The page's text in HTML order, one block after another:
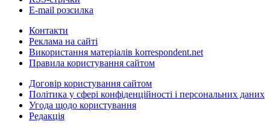
E-mail розсилка
Контакти
Реклама на сайті
Використання матеріалів korrespondent.net
Правила користування сайтом
Договір користування сайтом
Політика у сфері конфіденційності і персональних даних
Угода щодо користування
Редакція